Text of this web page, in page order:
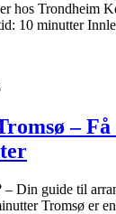
hos Trondheim
10 minutter
–
– Din guide til
Tromsø er